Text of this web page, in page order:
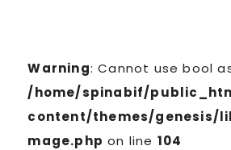
Warning: Cannot use bool
/home/spinabif/
content/themes/genesis/
mage.php on line 104